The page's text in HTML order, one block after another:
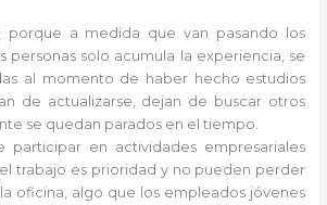
porque a medida que van pasando los
personas solo acumula la experiencia, se
al momento de haber hecho estudios
de actualizarse, dejan de buscar otros
se quedan parados en el tiempo.
participar en actividades empresariales
trabajo es prioridad y no pueden perder
oficina, algo que los empleados jóvenes